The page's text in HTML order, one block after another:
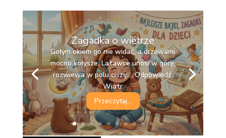
Zagadka o wietrze
Gołym okiem go nie widać, a drzewami
mocno kołysze. Latawce unosi w górę,
rozwiewa w polu ciszę. Odpowiedź:
Wiatr
Przeczytaj...